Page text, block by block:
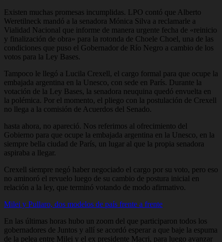
Existen muchas promesas incumplidas. LPO contó que Alberto
Weretilneck mandó a la senadora Mónica Silva a reclamarle a
Vialidad Nacional que informe de manera urgente fecha de «reinicio
y finalización de obra» para la rotonda de Choele Choel, una de las
condiciones que puso el Gobernador de Río Negro a cambio de los
votos para la Ley Bases.
Tampoco le llegó a Lucila Crexell, el cargo formal para que ocupe la
embajada argentina en la Unesco, con sede en París. Durante la
votación de la Ley Bases, la senadora neuquina quedó envuelta en
la polémica. Por el momento, el pliego con la postulación de Crexell
no llega a la comisión de Acuerdos del Senado.
hasta ahora, no apareció. Nos referimos al ofrecimiento del
Gobierno para que ocupe la embajada argentina en la Unesco, en la
siempre bella ciudad de París, un lugar al que la propia senadora
aspiraba a llegar.
Crexell siempre negó haber negociado el cargo por su voto, pero eso
no aminoró el revuelo luego de su cambio de postura inicial en
relación a la ley, que terminó votando de modo afirmativo.
Milei y Pullaro, dos modelos de país frente a frente
En las últimas horas hubo un zoom del que participaron todos los
gobernadores de Juntos y allí se acordó esperar a que baje la espuma
de la pelea entre Milei y el ex presidente Macri, para luego avanzar